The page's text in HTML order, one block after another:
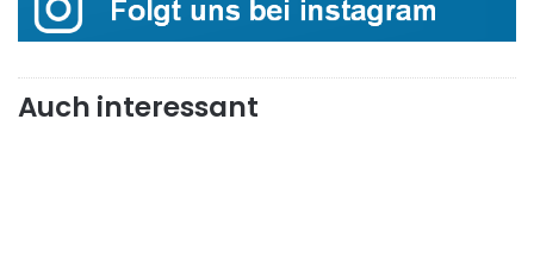
Auch interessant